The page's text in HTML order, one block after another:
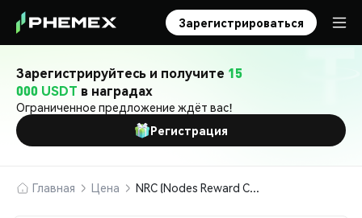
Зарегистрироваться
Зарегистрируйтесь и получите 15
000 USDT в наградах
Ограниченное предложение ждёт вас!
Регистрация
Главная Цена NRC (Nodes Reward Coin)